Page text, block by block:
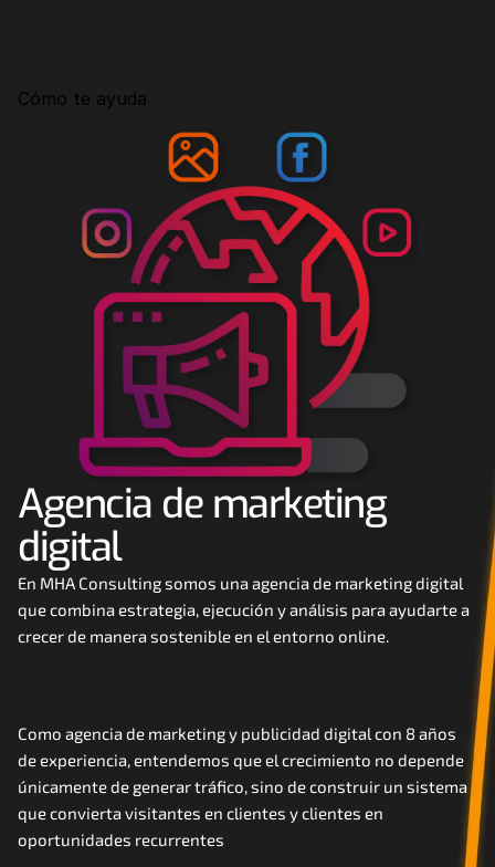
Google Ads
Facebook Ads
Desarrollo Web
Automatización
Email marketing
Join
Events
Careers
Docs
About
Cómo te ayuda
Agencia de marketing
digital
En MHA Consulting somos una agencia de marketing digital
que combina estrategia, ejecución y análisis para ayudarte a
crecer de manera sostenible en el entorno online.
Como agencia de marketing y publicidad digital con 8 años
de experiencia, entendemos que el crecimiento no depende
únicamente de generar tráfico, sino de construir un sistema
que convierta visitantes en clientes y clientes en
oportunidades recurrentes